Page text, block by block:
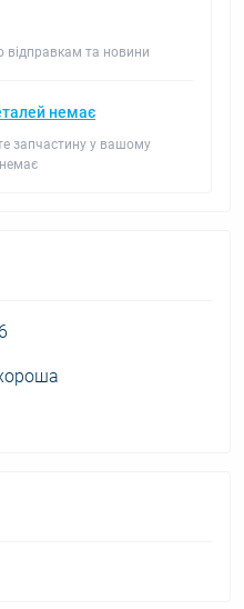
відправкам та новини
немає
запчастину у вашому
немає